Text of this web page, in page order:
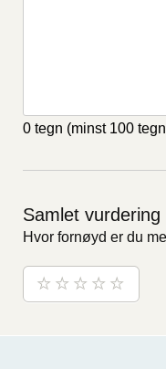
0 tegn (minst 100
Samlet vurdering
Hvor fornøyd er du